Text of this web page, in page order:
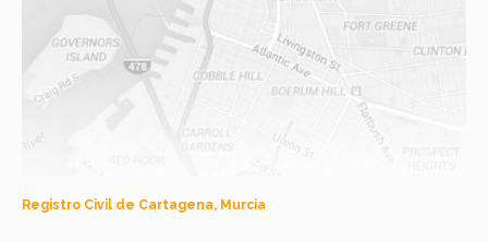
Registro Civil de Cartagena, Murcia